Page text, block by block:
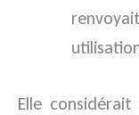
Elle